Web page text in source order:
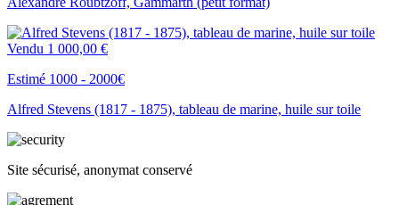
Vendu 1 000,00 €
Estimé 1000 - 2000€
Alfred Stevens (1817 - 1875), tableau de marine, huile sur toile
Site sécurisé, anonymat conservé